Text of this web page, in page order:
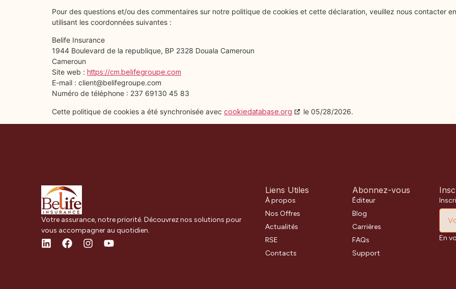
Pour des questions et/ou des commentaires sur notre politique de cookies et cette déclaration, veuillez nous contacter en
utilisant les coordonnées suivantes :
Belife Insurance
1944 Boulevard de la republique, BP 2328 Douala Cameroun
Cameroun
Site web : https://cm.belifegroupe.com
E-mail : client@belifegroupe.com
Numéro de téléphone : 237 69130 45 83
Cette politique de cookies a été synchronisée avec cookiedatabase.org le 05/28/2026.
Votre assurance, notre priorité. Découvrez nos solutions pour
vous accompagner au quotidien.
Liens Utiles
À propos
Nos Offres
Actualités
RSE
Contacts
Abonnez-vous
Éditeur
Blog
Carrières
FAQs
Support
En